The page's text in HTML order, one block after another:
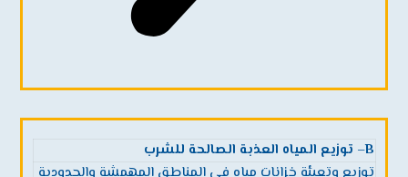
B– توزيع المياه العذبة الصالحة للشرب